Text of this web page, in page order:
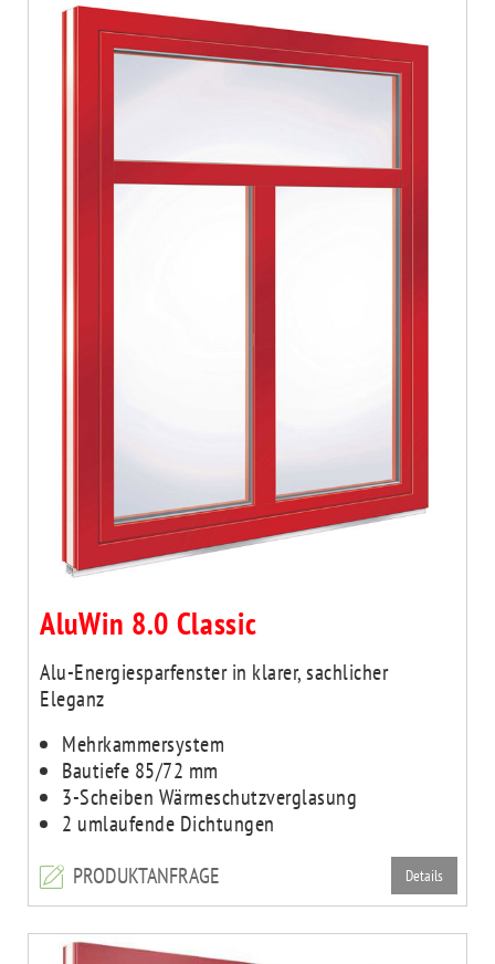
AluWin 8.0 Classic
Alu-Energiesparfenster in klarer, sachlicher
Eleganz
Mehrkammersystem
Bautiefe 85/72 mm
3-Scheiben Wärmeschutzverglasung
2 umlaufende Dichtungen
PRODUKTANFRAGE
Details